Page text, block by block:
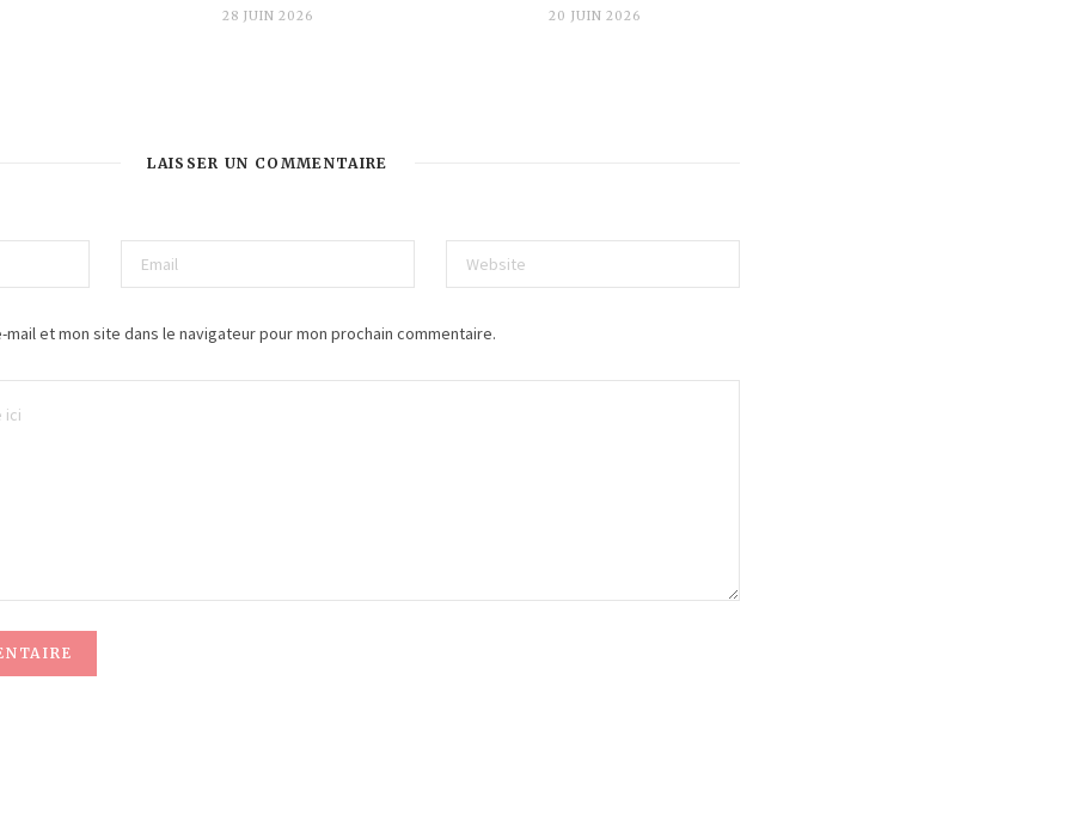
28 JUIN 2026 20 JUIN 2026
LAISSER UN COMMENTAIRE
et mon site dans le navigateur pour mon prochain commentaire.